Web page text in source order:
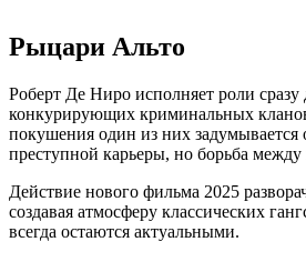
Рыцари Альто
Роберт Де Ниро исполняет роли сразу
конкурирующих криминальных
покушения один из них задумывается
преступной карьеры, но борьба
Действие нового фильма 2025
создавая атмосферу классических
всегда остаются актуальными.